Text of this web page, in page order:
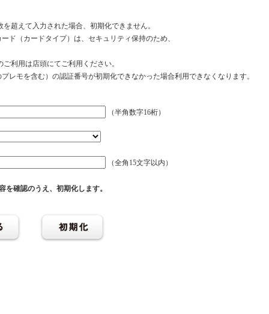
超えて入力された場合、初期化できません。
ド（カードタイプ）は、セキュリティ保持のため、
利用は店頭にてご利用ください。
レモを含む）の認証番号が初期化できなかった場合利用できなくなります。
（半角数字16桁）
（全角15文字以内）
を確認のうえ、初期化します。